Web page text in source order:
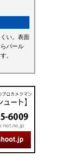
い。表面
パール
。